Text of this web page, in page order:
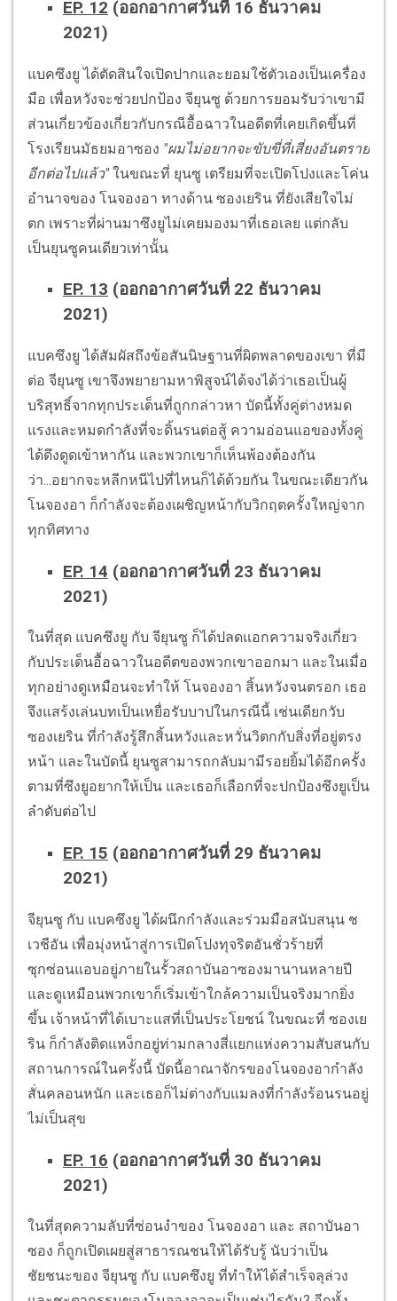
EP. 12 (ออกอากาศวันที่ 16 ธันวาคม
2021)
แบคซึงยู ได้ตัดสินใจเปิดปากและยอมใช้ตัวเองเป็นเครื่อง
มือ เพื่อหวังจะช่วยปกป้อง จียุนซู ด้วยการยอมรับว่าเขามี
ส่วนเกี่ยวข้องเกี่ยวกับกรณีอื้อฉาวในอดีตที่เคยเกิดขึ้นที่
โรงเรียนมัธยมอาซอง "ผมไม่อยากจะขับขี่ที่เสี่ยงอันตราย
อีกต่อไปแล้ว"ในขณะที่ ยุนซู เตรียมที่จะเปิดโปงและโค่น
อำนาจของ โนจองอา ทางด้าน ซองเยริน ที่ยังเสียใจไม่
ตก เพราะที่ผ่านมาซึงยูไม่เคยมองมาที่เธอเลย แต่กลับ
เป็นยุนซูคนเดียวเท่านั้น
EP. 13 (ออกอากาศวันที่ 22 ธันวาคม
2021)
แบคซึงยู ได้สัมผัสถึงข้อสันนิษฐานที่ผิดพลาดของเขา ที่มี
ต่อ จียุนซู เขาจึงพยายามหาพิสูจน์ได้จงได้ว่าเธอเป็นผู้
บริสุทธิ์จากทุกประเด็นที่ถูกกล่าวหา บัดนี้ทั้งคู่ต่างหมด
แรงและหมดกำลังที่จะดิ้นรนต่อสู้ ความอ่อนแอของทั้งคู่
ได้ดึงดูดเข้าหากัน และพวกเขาก็เห็นพ้องต้องกัน
ว่า...อยากจะหลีกหนีไปที่ไหนก็ได้ด้วยกัน ในขณะเดียวกัน
โนจองอา ก็กำลังจะต้องเผชิญหน้ากับวิกฤตครั้งใหญ่จาก
ทุกทิศทาง
EP. 14 (ออกอากาศวันที่ 23 ธันวาคม
2021)
ในที่สุด แบคซึงยู กับ จียุนซู ก็ได้ปลดแอกความจริงเกี่ยว
กับประเด็นอื้อฉาวในอดีตของพวกเขาออกมา และในเมื่อ
ทุกอย่างดูเหมือนจะทำให้ โนจองอา สิ้นหวังจนตรอก เธอ
จึงแสร้งเล่นบทเป็นเหยื่อรับบาปในกรณีนี้ เช่นเดียกวับ
ซองเยริน ที่กำลังรู้สึกสิ้นหวังและหวั่นวิตกกับสิ่งที่อยู่ตรง
หน้า และในบัดนี้ ยุนซูสามารถกลับมามีรอยยิ้มได้อีกครั้ง
ตามที่ซึงยูอยากให้เป็น และเธอก็เลือกที่จะปกป้องซึงยูเป็น
ลำดับต่อไป
EP. 15 (ออกอากาศวันที่ 29 ธันวาคม
2021)
จียุนซู กับ แบคซึงยู ได้ผนึกกำลังและร่วมมือสนับสนุน ช
เวชีอัน เพื่อมุ่งหน้าสู่การเปิดโปงทุจริตอันชั่วร้ายที่
ซุกซ่อนแอบอยู่ภายในรั้วสถาบันอาซองมานานหลายปี
และดูเหมือนพวกเขาก็เริ่มเข้าใกล้ความเป็นจริงมากยิ่ง
ขึ้น เจ้าหน้าที่ได้เบาะแสที่เป็นประโยชน์ ในขณะที่ ซองเย
ริน ก็กำลังติดแหง็กอยู่ท่ามกลางสี่แยกแห่งความสับสนกับ
สถานการณ์ในครั้งนี้ บัดนี้อาณาจักรของโนจองอากำลัง
สั่นคลอนหนัก และเธอก็ไม่ต่างกับแมลงที่กำลังร้อนรนอยู่
ไม่เป็นสุข
EP. 16 (ออกอากาศวันที่ 30 ธันวาคม
2021)
ในที่สุดความลับที่ซ่อนงำของ โนจองอา และ สถาบันอา
ซอง ก็ถูกเปิดเผยสู่สาธารณชนให้ได้รับรู้ นับว่าเป็น
ชัยชนะของ จียุนซู กับ แบคซึงยู ที่ทำให้ได้สำเร็จลุล่วง